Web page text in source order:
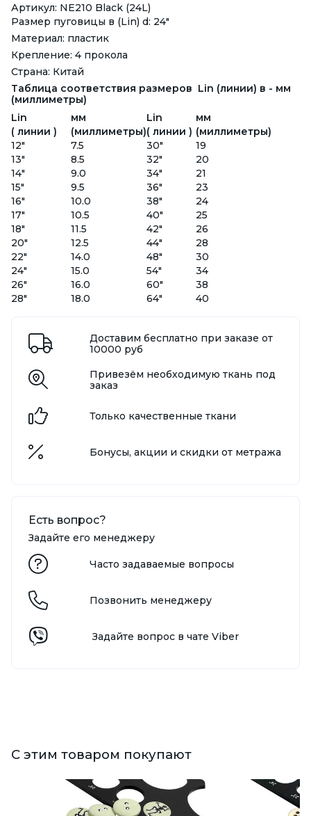
Артикул: NE210 Black (24L)
Размер пуговицы в (Lin) d: 24"
Материал: пластик
Крепление: 4 прокола
Страна: Китай
Таблица соответствия размеров Lin (линии) в - мм
(миллиметры)
Lin
мм Lin
мм
( линии )
(миллиметры)( линии ) (миллиметры)
12"
7.5 30"
19
13"
8.5 32"
20
14"
9.0 34"
21
15"
9.5 36"
23
16"
10.0 38"
24
17"
10.5 40"
25
18"
11.5 42"
26
20"
12.5 44"
28
22"
14.0 48"
30
24"
15.0 54"
34
26"
16.0 60"
38
28"
18.0 64" 40
Доставим бесплатно при заказе от
10000 руб
Привезём необходимую ткань под
заказ
Только качественные ткани
Бонусы, акции и скидки от метража
Есть вопрос?
Задайте его менеджеру
Часто задаваемые вопросы
Позвонить менеджеру
Задайте вопрос в чате Viber
С этим товаром покупают